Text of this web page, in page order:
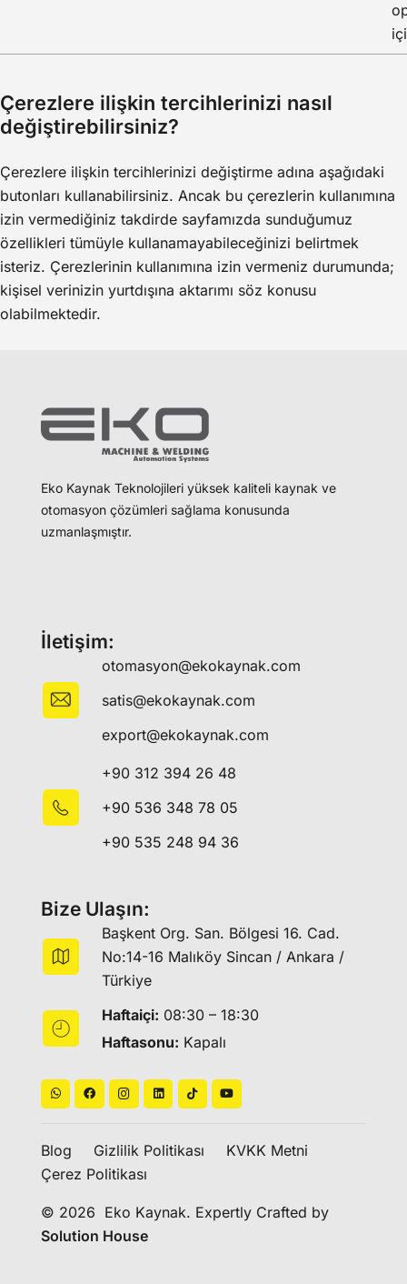
Çerezlere ilişkin tercihlerinizi nasıl
değiştirebilirsiniz?
Çerezlere ilişkin tercihlerinizi değiştirme adına aşağıdaki
butonları kullanabilirsiniz. Ancak bu çerezlerin kullanımına
izin vermediğiniz takdirde sayfamızda sunduğumuz
özellikleri tümüyle kullanamayabileceğinizi belirtmek
isteriz. Çerezlerinin kullanımına izin vermeniz durumunda;
kişisel verinizin yurtdışına aktarımı söz konusu
olabilmektedir.
Eko Kaynak Teknolojileri yüksek kaliteli kaynak ve
otomasyon çözümleri sağlama konusunda
uzmanlaşmıştır.
İletişim:
otomasyon@ekokaynak.com
satis@ekokaynak.com
export@ekokaynak.com
+90 312 394 26 48
+90 536 348 78 05
+90 535 248 94 36
Bize Ulaşın:
Başkent Org. San. Bölgesi 16. Cad.
No:14-16 Malıköy Sincan / Ankara /
Türkiye
Haftaiçi: 08:30 – 18:30
Haftasonu: Kapalı
© 2026 Eko Kaynak. Expertly Crafted by
Solution House
Blog Gizlilik Politikası
KVKK Metni
Çerez Politikası